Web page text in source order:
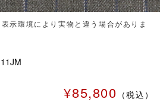
示環境により実物と違う場合がありま
¥85,800 （税込）